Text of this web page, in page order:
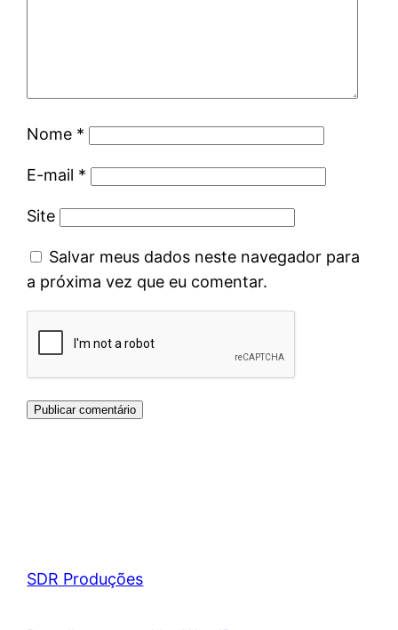
Nome *
E-mail *
Site
Salvar meus dados neste navegador para
a próxima vez que eu comentar.
SDR Produções